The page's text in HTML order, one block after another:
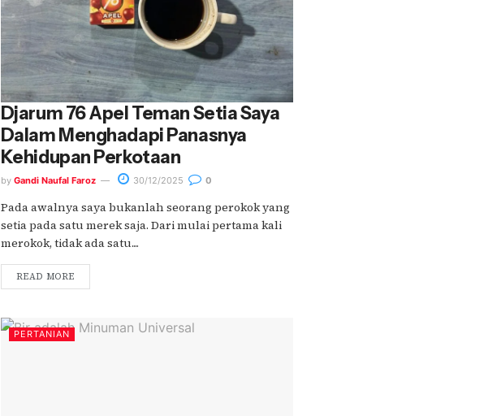
Djarum 76 Apel Teman Setia Saya
Dalam Menghadapi Panasnya
Kehidupan Perkotaan
by Gandi Naufal Faroz 30/12/2025 0
Pada awalnya saya bukanlah seorang perokok yang
setia pada satu merek saja. Dari mulai pertama kali
merokok, tidak ada satu....
READ MORE
PERTANIAN